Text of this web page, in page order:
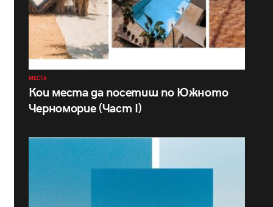
МЕСТА
Кои места да посетиш по Южното
Черноморие (Част I)